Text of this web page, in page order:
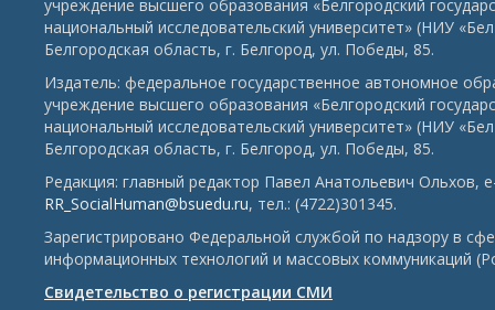
учреждение высшего образования «Белгородский
национальный исследовательский университет» (НИУ
Белгородская область, г. Белгород, ул. Победы, 85.
Издатель: федеральное государственное автономное
учреждение высшего образования «Белгородский
национальный исследовательский университет» (НИУ
Белгородская область, г. Белгород, ул. Победы, 85.
Редакция: главный редактор Павел Анатольевич Ольхов,
RR_SocialHuman@bsuedu.ru, тел.: (4722)301345.
Зарегистрировано Федеральной службой по надзору в
информационных технологий и массовых коммуникаций
Свидетельство о регистрации СМИ